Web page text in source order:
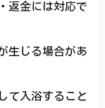
返金には対応で
生じる場合があ
て入浴すること